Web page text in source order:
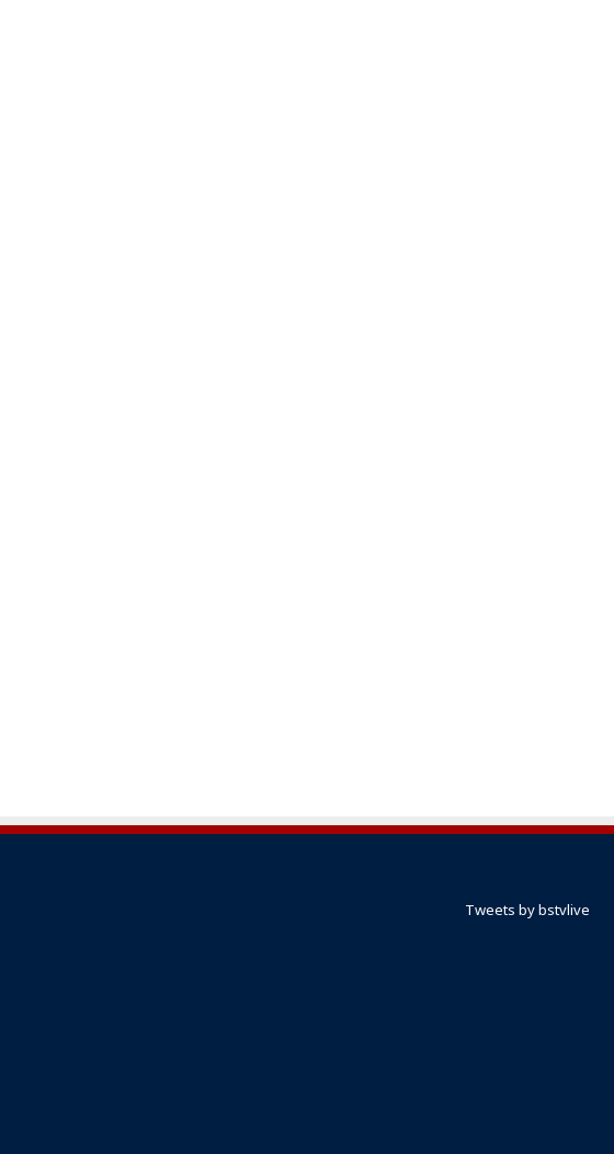
Tweets by bstvlive